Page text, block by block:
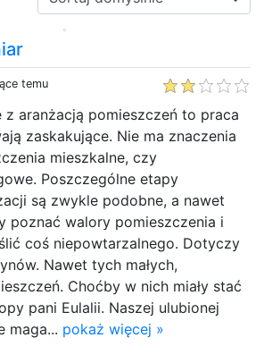
temu
z aranżacją pomieszczeń to praca
zaskakujące. Nie ma znaczenia
mieszkalne, czy
Poszczególne etapy
są zwykle podobne, a nawet
poznać walory pomieszczenia i
coś niepowtarzalnego. Dotyczy
Nawet tych małych,
Choćby w nich miały stać
pani Eulalii. Naszej ulubionej
maga... pokaż więcej »